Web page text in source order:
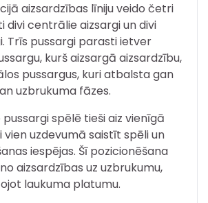
aizsardzības līniju veido četri
divi centrālie aizsargi un divi
Trīs pussargi parasti ietver
kurš aizsargā aizsardzību,
pussargus, kuri atbalsta gan
uzbrukuma fāzes.
pussargi spēlē tieši aiz vienīgā
vien uzdevumā saistīt spēli un
iespējas. Šī pozicionēšana
aizsardzības uz uzbrukumu,
laukuma platumu.